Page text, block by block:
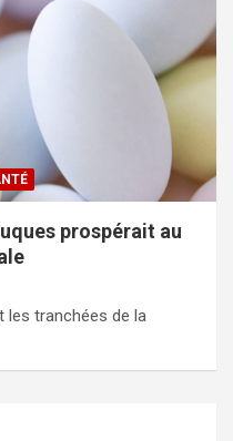
prospérait au
les tranchées de la